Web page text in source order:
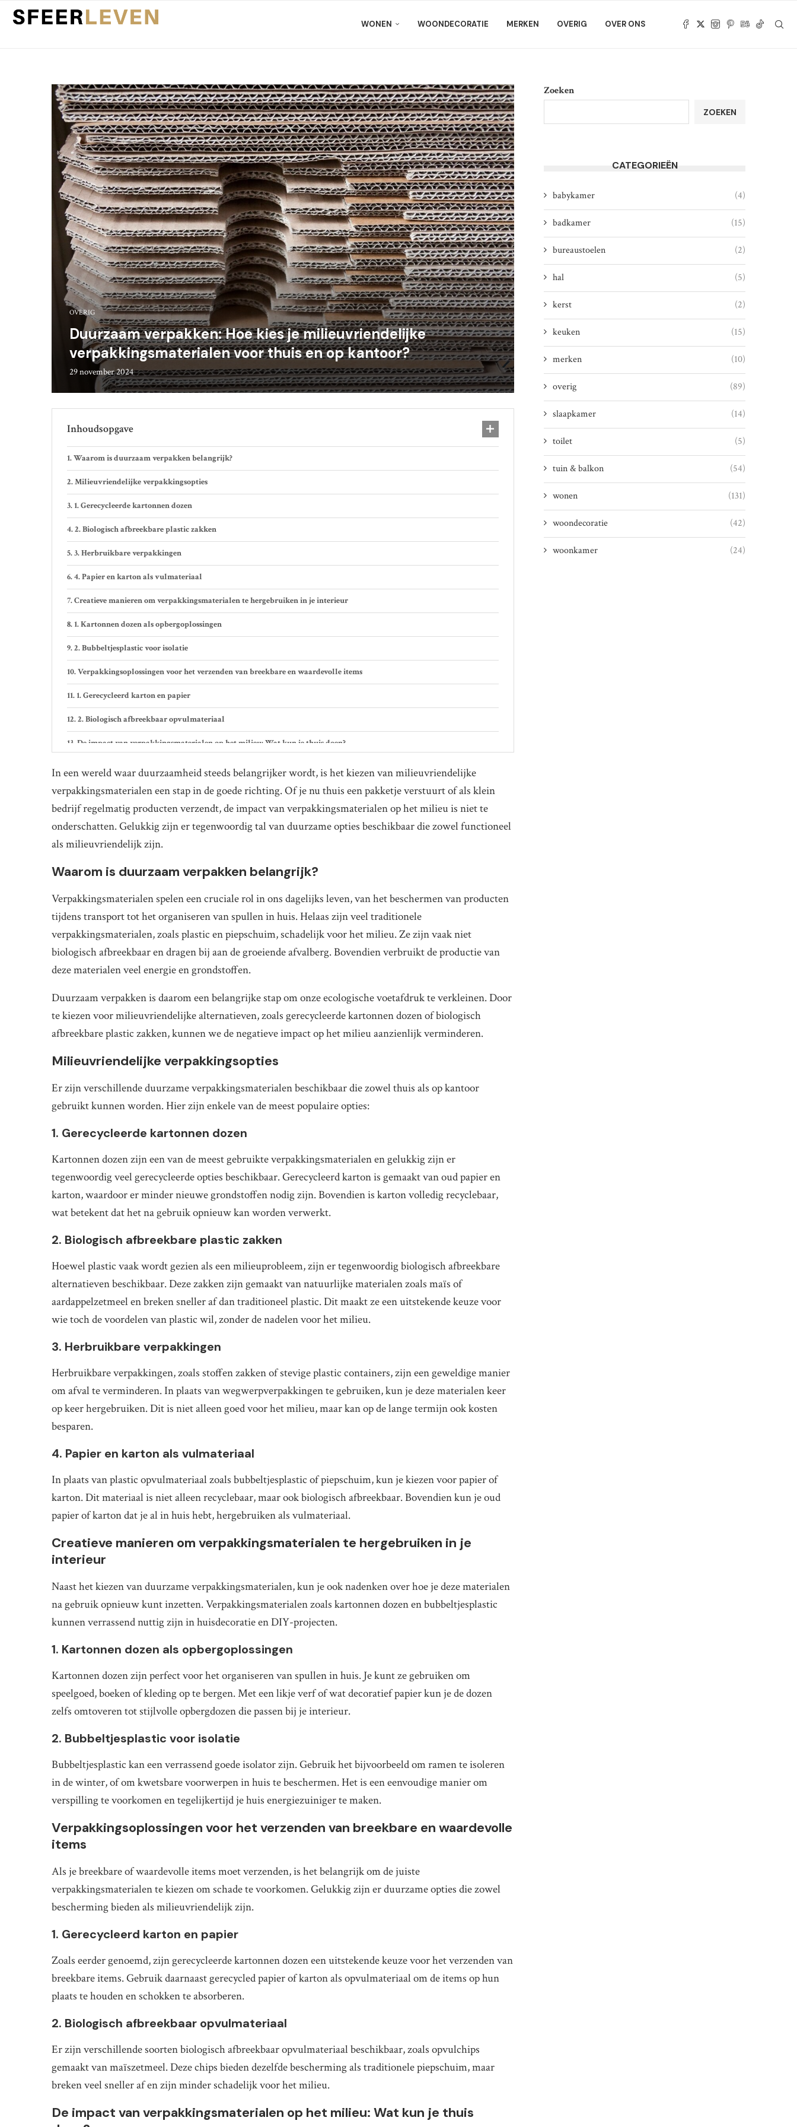
WONEN WOONDECORATIE MERKEN OVERIG OVER ONS
OVERIG
Duurzaam verpakken: Hoe kies je milieuvriendelijke
verpakkingsmaterialen voor thuis en op kantoor?
29 november 2024
Inhoudsopgave
Waarom is duurzaam verpakken belangrijk?
Milieuvriendelijke verpakkingsopties
1. Gerecycleerde kartonnen dozen
2. Biologisch afbreekbare plastic zakken
3. Herbruikbare verpakkingen
4. Papier en karton als vulmateriaal
Creatieve manieren om verpakkingsmaterialen te hergebruiken in je interieur
1. Kartonnen dozen als opbergoplossingen
2. Bubbeltjesplastic voor isolatie
Verpakkingsoplossingen voor het verzenden van breekbare en waardevolle items
1. Gerecycleerd karton en papier
2. Biologisch afbreekbaar opvulmateriaal
De impact van verpakkingsmaterialen op het milieu: Wat kun je thuis doen?
1. Vermijd oververpakking
2. Hergebruik verpakkingsmaterialen
3. Kies voor lokale leveranciers
In een wereld waar duurzaamheid steeds belangrijker wordt, is het kiezen van milieuvriendelijke
verpakkingsmaterialen een stap in de goede richting. Of je nu thuis een pakketje verstuurt of als klein
bedrijf regelmatig producten verzendt, de impact van verpakkingsmaterialen op het milieu is niet te
onderschatten. Gelukkig zijn er tegenwoordig tal van duurzame opties beschikbaar die zowel functioneel
als milieuvriendelijk zijn.
Waarom is duurzaam verpakken belangrijk?
Verpakkingsmaterialen spelen een cruciale rol in ons dagelijks leven, van het beschermen van producten
tijdens transport tot het organiseren van spullen in huis. Helaas zijn veel traditionele
verpakkingsmaterialen, zoals plastic en piepschuim, schadelijk voor het milieu. Ze zijn vaak niet
biologisch afbreekbaar en dragen bij aan de groeiende afvalberg. Bovendien verbruikt de productie van
deze materialen veel energie en grondstoffen.
Duurzaam verpakken is daarom een belangrijke stap om onze ecologische voetafdruk te verkleinen. Door
te kiezen voor milieuvriendelijke alternatieven, zoals gerecycleerde kartonnen dozen of biologisch
afbreekbare plastic zakken, kunnen we de negatieve impact op het milieu aanzienlijk verminderen.
Milieuvriendelijke verpakkingsopties
Er zijn verschillende duurzame verpakkingsmaterialen beschikbaar die zowel thuis als op kantoor
gebruikt kunnen worden. Hier zijn enkele van de meest populaire opties:
1. Gerecycleerde kartonnen dozen
Kartonnen dozen zijn een van de meest gebruikte verpakkingsmaterialen en gelukkig zijn er
tegenwoordig veel gerecycleerde opties beschikbaar. Gerecycleerd karton is gemaakt van oud papier en
karton, waardoor er minder nieuwe grondstoffen nodig zijn. Bovendien is karton volledig recyclebaar,
wat betekent dat het na gebruik opnieuw kan worden verwerkt.
2. Biologisch afbreekbare plastic zakken
Hoewel plastic vaak wordt gezien als een milieuprobleem, zijn er tegenwoordig biologisch afbreekbare
alternatieven beschikbaar. Deze zakken zijn gemaakt van natuurlijke materialen zoals maïs of
aardappelzetmeel en breken sneller af dan traditioneel plastic. Dit maakt ze een uitstekende keuze voor
wie toch de voordelen van plastic wil, zonder de nadelen voor het milieu.
3. Herbruikbare verpakkingen
Herbruikbare verpakkingen, zoals stoffen zakken of stevige plastic containers, zijn een geweldige manier
om afval te verminderen. In plaats van wegwerpverpakkingen te gebruiken, kun je deze materialen keer
op keer hergebruiken. Dit is niet alleen goed voor het milieu, maar kan op de lange termijn ook kosten
besparen.
4. Papier en karton als vulmateriaal
In plaats van plastic opvulmateriaal zoals bubbeltjesplastic of piepschuim, kun je kiezen voor papier of
karton. Dit materiaal is niet alleen recyclebaar, maar ook biologisch afbreekbaar. Bovendien kun je oud
papier of karton dat je al in huis hebt, hergebruiken als vulmateriaal.
Creatieve manieren om verpakkingsmaterialen te hergebruiken in je
interieur
Naast het kiezen van duurzame verpakkingsmaterialen, kun je ook nadenken over hoe je deze materialen
na gebruik opnieuw kunt inzetten. Verpakkingsmaterialen zoals kartonnen dozen en bubbeltjesplastic
kunnen verrassend nuttig zijn in huisdecoratie en DIY-projecten.
1. Kartonnen dozen als opbergoplossingen
Kartonnen dozen zijn perfect voor het organiseren van spullen in huis. Je kunt ze gebruiken om
speelgoed, boeken of kleding op te bergen. Met een likje verf of wat decoratief papier kun je de dozen
zelfs omtoveren tot stijlvolle opbergdozen die passen bij je interieur.
2. Bubbeltjesplastic voor isolatie
Bubbeltjesplastic kan een verrassend goede isolator zijn. Gebruik het bijvoorbeeld om ramen te isoleren
in de winter, of om kwetsbare voorwerpen in huis te beschermen. Het is een eenvoudige manier om
verspilling te voorkomen en tegelijkertijd je huis energiezuiniger te maken.
Verpakkingsoplossingen voor het verzenden van breekbare en waardevolle
items
Als je breekbare of waardevolle items moet verzenden, is het belangrijk om de juiste
verpakkingsmaterialen te kiezen om schade te voorkomen. Gelukkig zijn er duurzame opties die zowel
bescherming bieden als milieuvriendelijk zijn.
1. Gerecycleerd karton en papier
Zoals eerder genoemd, zijn gerecycleerde kartonnen dozen een uitstekende keuze voor het verzenden van
breekbare items. Gebruik daarnaast gerecycled papier of karton als opvulmateriaal om de items op hun
plaats te houden en schokken te absorberen.
2. Biologisch afbreekbaar opvulmateriaal
Er zijn verschillende soorten biologisch afbreekbaar opvulmateriaal beschikbaar, zoals opvulchips
gemaakt van maïszetmeel. Deze chips bieden dezelfde bescherming als traditionele piepschuim, maar
breken veel sneller af en zijn minder schadelijk voor het milieu.
De impact van verpakkingsmaterialen op het milieu: Wat kun je thuis
Zoeken
ZOEKEN
CATEGORIEËN
babykamer (4)
badkamer (15)
bureaustoelen (2)
hal (5)
kerst (2)
keuken (15)
merken (10)
overig (89)
slaapkamer (14)
toilet (5)
tuin & balkon (54)
wonen (131)
woondecoratie (42)
woonkamer (24)